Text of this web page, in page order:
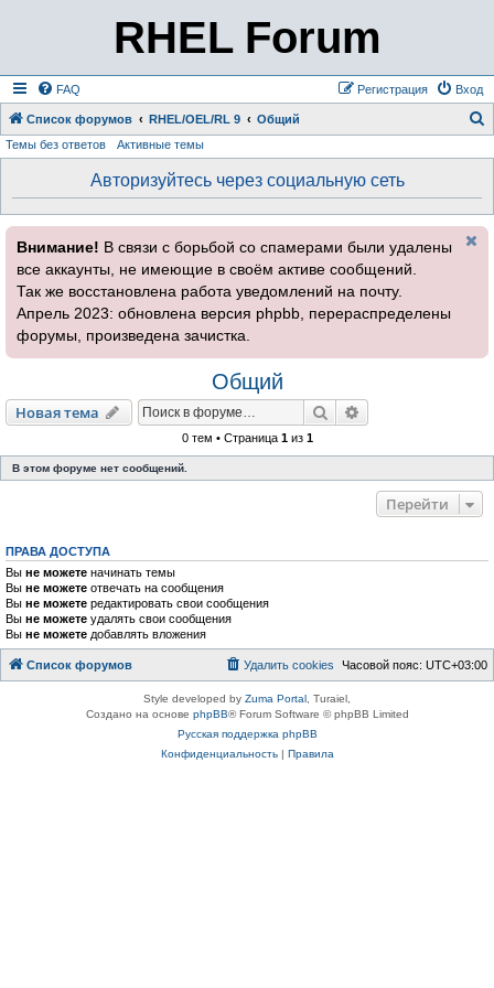
RHEL Forum
FAQ Вход
Регистрация
Список форумов RHEL/OEL/RL 9 Общий
Темы без ответов Активные темы
Авторизуйтесь через социальную сеть
Внимание! В связи с борьбой со спамерами были удалены
все аккаунты, не имеющие в своём активе сообщений.
Так же восстановлена работа уведомлений на почту.
Апрель 2023: обновлена версия phpbb, перераспределены
форумы, произведена зачистка.
Общий
Новая тема Поиск
0 тем • Страница 1из 1
В этом форуме нет сообщений.
Перейти
ПРАВА ДОСТУПА
Вы не можете начинать темы
Вы не можете отвечать на сообщения
Вы не можете редактировать свои сообщения
Вы не можете удалять свои сообщения
Вы не можете добавлять вложения
Список форумов Часовой пояс: UTC+03:00
Удалить cookies
Style developed by Zuma Portal , Turaiel,
Создано на основе phpBB® Forum Software © phpBB Limited
Русская поддержка phpBB
Конфиденциальность| Правила